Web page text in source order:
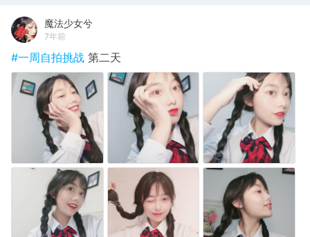
魔法少女兮
7年前
#一周自拍挑战 第二天